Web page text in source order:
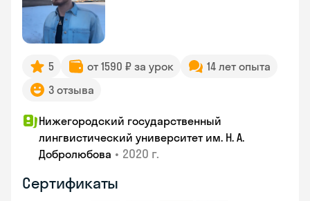
5 от 1590 ₽ за урок
14 лет опыта
3 отзыва
Нижегородский государственный
лингвистический университет им. Н. А.
Добролюбова • 2020 г.
Сертификаты